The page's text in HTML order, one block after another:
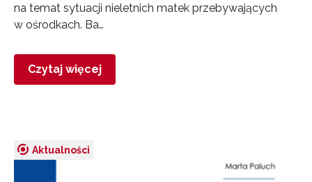
na temat sytuacji nieletnich matek przebywających
w ośrodkach. Ba…
Czytaj więcej
Aktualności